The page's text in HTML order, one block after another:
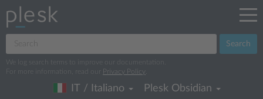
Search
We log search terms to improve our documentation.
For more information, read our
Privacy Policy
IT / Italiano Plesk Obsidian